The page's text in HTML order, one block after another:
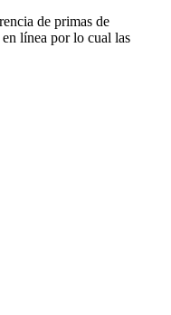
de primas de
línea por lo cual las